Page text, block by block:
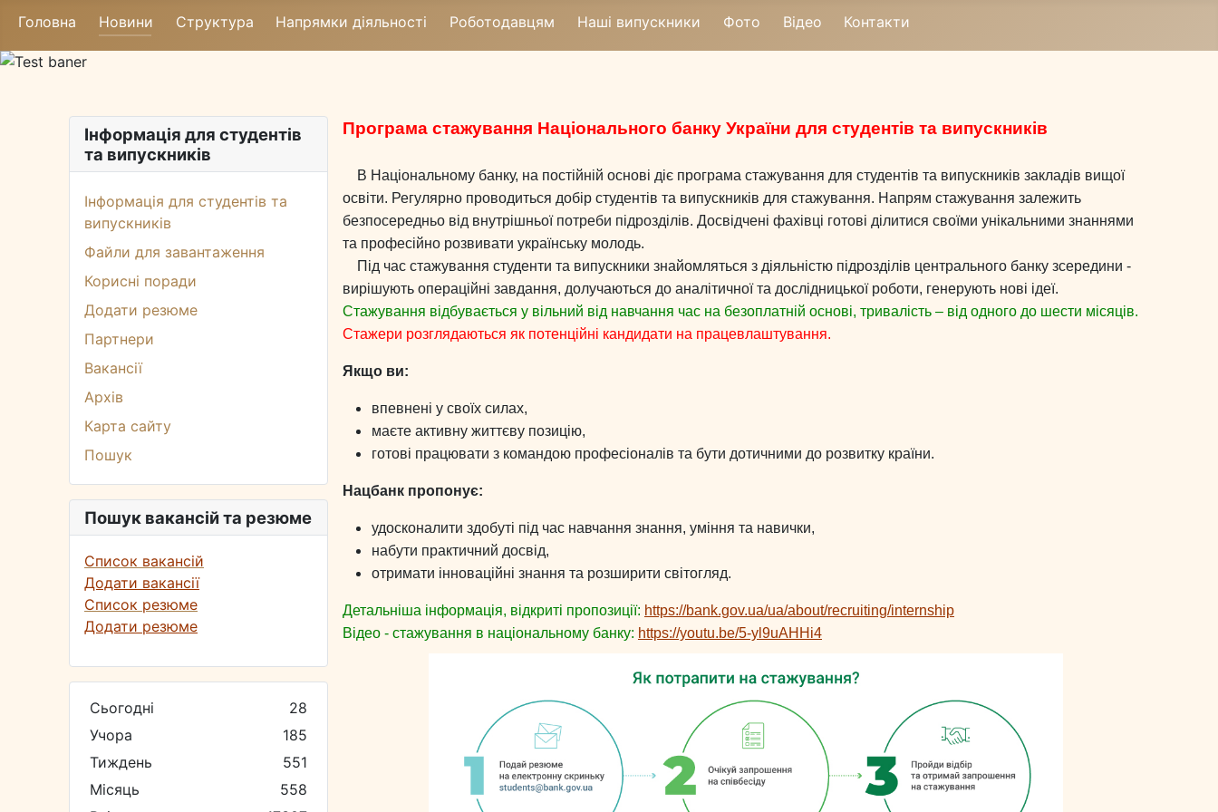
Головна Новини Структура Напрямки діяльності Роботодавцям Наші випускники Фото Відео Контакти
Інформація для студентів
та випускників
Інформація для студентів та
випускників
Файли для завантаження
Корисні поради
Додати резюме
Партнери
Вакансії
Архів
Карта сайту
Пошук
Пошук вакансій та резюме
Список вакансій
Додати вакансії
Список резюме
Додати резюме
Сьогодні
28
Учора
185
Тиждень
551
Місяць
558
Програма стажування Національного банку України для студентів та випускників
В Національному банку, на постійній основі діє програма стажування для студентів та випускників закладів вищої
освіти. Регулярно проводиться добір студентів та випускників для стажування. Напрям стажування залежить
безпосередньо від внутрішньої потреби підрозділів. Досвідчені фахівці готові ділитися своїми унікальними знаннями
та професійно розвивати українську молодь.
Під час стажування студенти та випускники знайомляться з діяльністю підрозділів центрального банку зсередини -
вирішують операційні завдання, долучаються до аналітичної та дослідницької роботи, генерують нові ідеї.
Стажування відбувається у вільний від навчання час на безоплатній основі, тривалість – від одного до шести місяців.
Стажери розглядаються як потенційні кандидати на працевлаштування.
Якщо ви:
впевнені у своїх силах,
маєте активну життєву позицію,
готові працювати з командою професіоналів та бути дотичними до розвитку країни.
Нацбанк пропонує:
удосконалити здобуті під час навчання знання, уміння та навички,
набути практичний досвід,
отримати інноваційні знання та розширити світогляд.
Детальніша інформація, відкриті пропозиції: https://bank.gov.ua/ua/about/recruiting/internship
Відео - стажування в національному банку: https://youtu.be/5-yl9uAHHi4